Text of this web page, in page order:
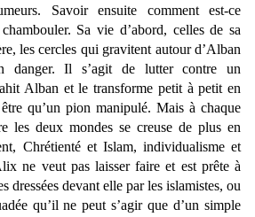
Savoir ensuite comment est-ce
Sa vie d’abord, celles de sa
les cercles qui gravitent autour d’Alban
danger. Il s’agit de lutter contre un
Alban et le transforme petit à petit en
qu’un pion manipulé. Mais à chaque
les deux mondes se creuse de plus en
Chrétienté et Islam, individualisme et
ne veut pas laisser faire et est prête à
dressées devant elle par les islamistes, ou
qu’il ne peut s’agir que d’un simple